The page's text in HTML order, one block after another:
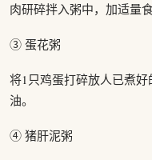
肉研碎拌入粥中，加适量
③ 蛋花粥
将1只鸡蛋打碎放人已煮
油。
④ 猪肝泥粥